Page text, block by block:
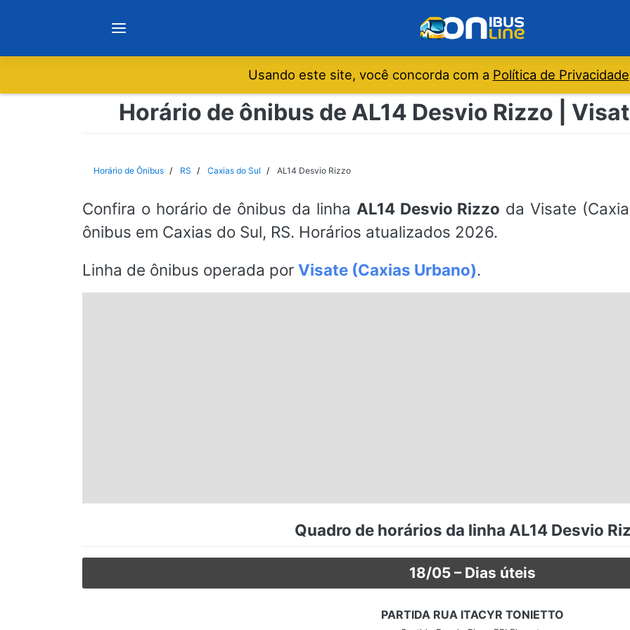
Notícias
São Paulo
Rio de Janeiro
Nordeste
Usando este site, você concorda com a Política de Privacidade
Horário de ônibus de AL14 Desvio Rizzo |
Horário de Ônibus RS Caxias do Sul AL14 Desvio Rizzo
Confira o horário de ônibus da linha AL14 Desvio Rizzo da Visate
ônibus em Caxias do Sul, RS. Horários atualizados 2026.
Linha de ônibus operada por Visate (Caxias Urbano).
Quadro de horários da linha AL14 Desvio
18/05 – Dias úteis
PARTIDA RUA ITACYR TONIETTO